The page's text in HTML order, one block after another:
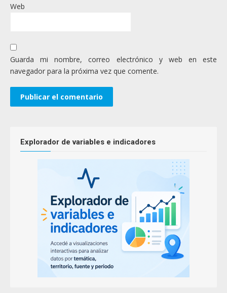
Web
Guarda mi nombre, correo electrónico y web en este
navegador para la próxima vez que comente.
Explorador de variables e indicadores